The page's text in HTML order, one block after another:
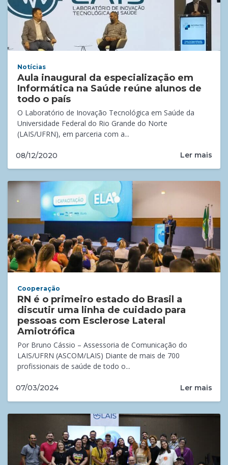
Notícias
Aula inaugural da especialização em
Informática na Saúde reúne alunos de
todo o país
O Laboratório de Inovação Tecnológica em Saúde da
Universidade Federal do Rio Grande do Norte
(LAIS/UFRN), em parceria com a...
08/12/2020 Ler mais
Cooperação
RN é o primeiro estado do Brasil a
discutir uma linha de cuidado para
pessoas com Esclerose Lateral
Amiotrófica
Por Bruno Cássio – Assessoria de Comunicação do
LAIS/UFRN (ASCOM/LAIS) Diante de mais de 700
profissionais de saúde de todo o...
07/03/2024 Ler mais